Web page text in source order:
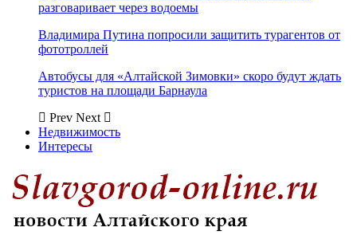
разговаривает через водоемы
Владимира Путина попросили защитить турагентов от
фототроллей
Автобусы для «Алтайской Зимовки» скоро будут ждать
туристов на площади Барнаула
Prev Next
Недвижимость
Интересы